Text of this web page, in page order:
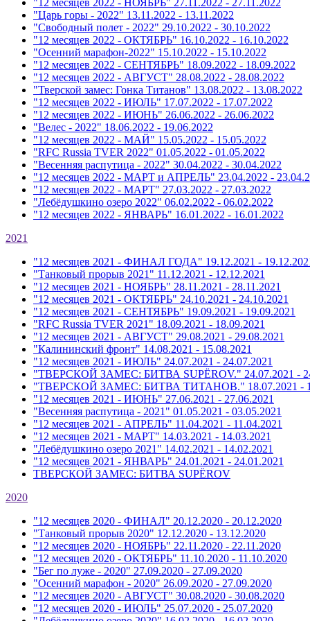
"12 месяцев 2022 - НОЯБРЬ" 27.11.2022 - 27.11.2022
"Царь горы - 2022" 13.11.2022 - 13.11.2022
"Свободный полет - 2022" 29.10.2022 - 30.10.2022
"12 месяцев 2022 - ОКТЯБРЬ" 16.10.2022 - 16.10.2022
"Осенний марафон-2022" 15.10.2022 - 15.10.2022
"12 месяцев 2022 - СЕНТЯБРЬ" 18.09.2022 - 18.09.2022
"12 месяцев 2022 - АВГУСТ" 28.08.2022 - 28.08.2022
"Тверской замес: Гонка Титанов" 13.08.2022 - 13.08.2022
"12 месяцев 2022 - ИЮЛЬ" 17.07.2022 - 17.07.2022
"12 месяцев 2022 - ИЮНЬ" 26.06.2022 - 26.06.2022
"Велес - 2022" 18.06.2022 - 19.06.2022
"12 месяцев 2022 - МАЙ" 15.05.2022 - 15.05.2022
"RFC Russia TVER 2022" 01.05.2022 - 01.05.2022
"Весенняя распутица - 2022" 30.04.2022 - 30.04.2022
"12 месяцев 2022 - МАРТ и АПРЕЛЬ" 23.04.2022 -
"12 месяцев 2022 - МАРТ" 27.03.2022 - 27.03.2022
"Лебёдушкино озеро 2022" 06.02.2022 - 06.02.2022
"12 месяцев 2022 - ЯНВАРЬ" 16.01.2022 - 16.01.2022
2021
"12 месяцев 2021 - ФИНАЛ ГОДА" 19.12.2021 -
"Танковый прорыв 2021" 11.12.2021 - 12.12.2021
"12 месяцев 2021 - НОЯБРЬ" 28.11.2021 - 28.11.2021
"12 месяцев 2021 - ОКТЯБРЬ" 24.10.2021 - 24.10.2021
"12 месяцев 2021 - СЕНТЯБРЬ" 19.09.2021 - 19.09.2021
"RFC Russia TVER 2021" 18.09.2021 - 18.09.2021
"12 месяцев 2021 - АВГУСТ" 29.08.2021 - 29.08.2021
"Калининский фронт" 14.08.2021 - 15.08.2021
"12 месяцев 2021 - ИЮЛЬ" 24.07.2021 - 24.07.2021
"ТВЕРСКОЙ ЗАМЕС: БИТВА SUPЁROV." 24.07.2021 -
"ТВЕРСКОЙ ЗАМЕС: БИТВА ТИТАНОВ." 18.07.2021 -
"12 месяцев 2021 - ИЮНЬ" 27.06.2021 - 27.06.2021
"Весенняя распутица - 2021" 01.05.2021 - 03.05.2021
"12 месяцев 2021 - АПРЕЛЬ" 11.04.2021 - 11.04.2021
"12 месяцев 2021 - МАРТ" 14.03.2021 - 14.03.2021
"Лебёдушкино озеро 2021" 14.02.2021 - 14.02.2021
"12 месяцев 2021 - ЯНВАРЬ" 24.01.2021 - 24.01.2021
ТВЕРСКОЙ ЗАМЕС: БИТВА SUPЁROV
2020
"12 месяцев 2020 - ФИНАЛ" 20.12.2020 - 20.12.2020
"Танковый прорыв 2020" 12.12.2020 - 13.12.2020
"12 месяцев 2020 - НОЯБРЬ" 22.11.2020 - 22.11.2020
"12 месяцев 2020 - ОКТЯБРЬ" 11.10.2020 - 11.10.2020
"Бег по луже - 2020" 27.09.2020 - 27.09.2020
"Осенний марафон - 2020" 26.09.2020 - 27.09.2020
"12 месяцев 2020 - АВГУСТ" 30.08.2020 - 30.08.2020
"12 месяцев 2020 - ИЮЛЬ" 25.07.2020 - 25.07.2020